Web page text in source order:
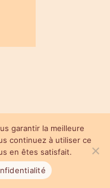
obligatoires sont
garantir la meilleure
continuez à utiliser ce
en êtes satisfait.